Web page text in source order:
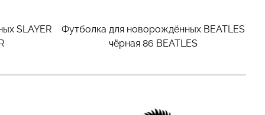
SLAYER
Футболка для новорождённых BEATLES
чёрная 86 BEATLES